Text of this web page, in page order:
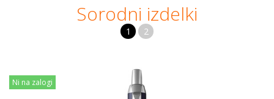
Sorodni izdelki
1 2
Ni na zalogi